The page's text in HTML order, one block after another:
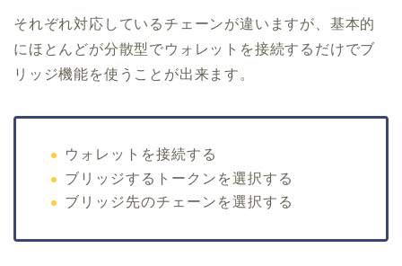
それぞれ対応しているチェーンが違いますが、基本的
にほとんどが分散型でウォレットを接続するだけでブ
リッジ機能を使うことが出来ます。
ウォレットを接続する
ブリッジするトークンを選択する
ブリッジ先のチェーンを選択する